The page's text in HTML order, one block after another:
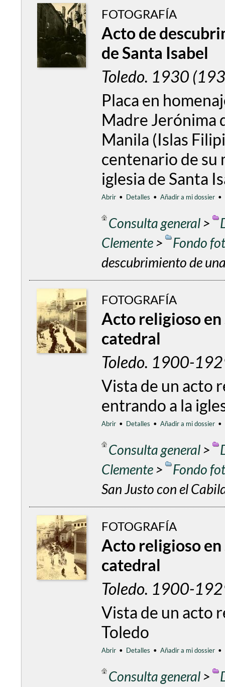
FOTOGRAFÍA
Acto de
de Santa Isabel
Toledo. 1930
Placa en
Madre Jerónima
Manila (Islas
centenario de su
iglesia de Santa
Abrir • Detalles • Añadir a mi dossier •
Consulta general>
Clemente>
Fondo
descubrimiento de
FOTOGRAFÍA
Acto religioso en
catedral
Toledo. 1900-
Vista de un acto
entrando a la
Abrir • Detalles • Añadir a mi dossier •
Consulta general>
Clemente>
Fondo
San Justo con el
FOTOGRAFÍA
Acto religioso en
catedral
Toledo. 1900-
Vista de un acto
Toledo
Abrir • Detalles • Añadir a mi dossier •
Consulta general>